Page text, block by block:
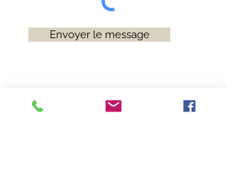
Envoyer le message
Me suivre :